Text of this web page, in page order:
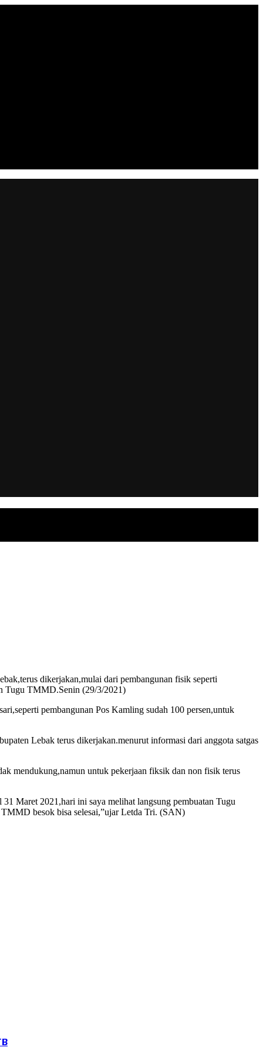
dikerjakan,mulai dari pembangunan fisik seperti
Tugu TMMD.Senin (29/3/2021)
pembangunan Pos Kamling sudah 100 persen,untuk
Lebak terus dikerjakan.menurut informasi dari anggota satgas
mendukung,namun untuk pekerjaan fiksik dan non fisik terus
Maret 2021,hari ini saya melihat langsung pembuatan Tugu
besok bisa selesai,”ujar Letda Tri. (SAN)